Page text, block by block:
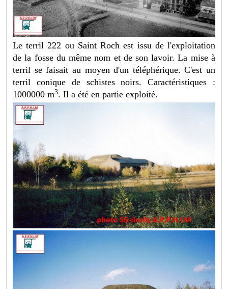
Le terril 222 ou Saint Roch est issu de l'exploitation
de la fosse du même nom et de son lavoir. La mise à
terril se faisait au moyen d'un téléphérique. C'est un
terril conique de schistes noirs. Caractéristiques :
1000000 m3. Il a été en partie exploité.